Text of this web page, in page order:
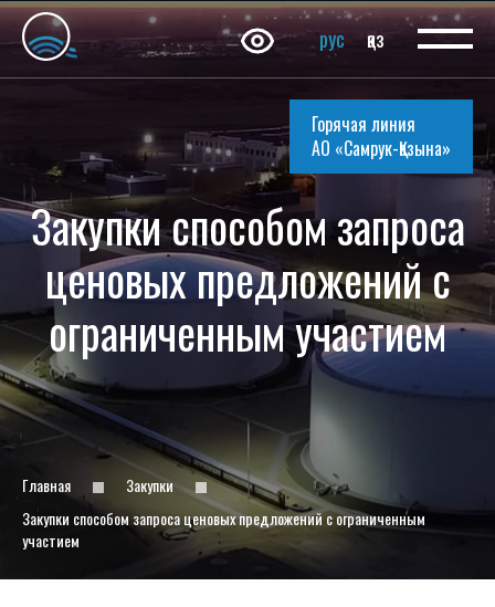
Горячая линия
АО «Самрук-Қазына»
рус қаз
Закупки способом запроса
ценовых предложений с
ограниченным участием
Главная
Закупки
Закупки способом запроса ценовых предложений с ограниченным
участием